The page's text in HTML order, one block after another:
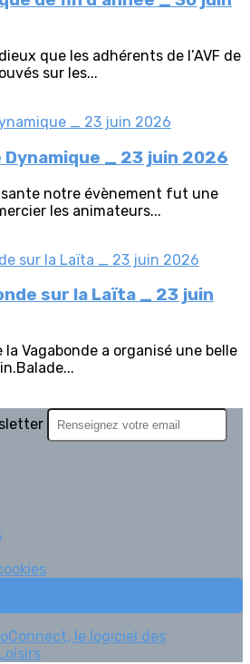
que les adhérents de l’AVF de
sur les...
Dynamique _ 23 juin 2026
notre évènement fut une
les animateurs...
sur la Laïta _ 23 juin
Vagabonde a organisé une belle
le logiciel des